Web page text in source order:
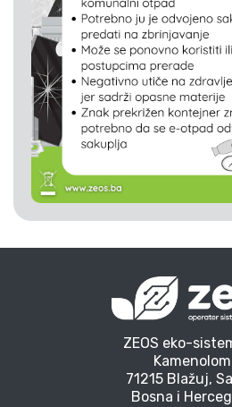
ZEOS eko-
Kamenolom
71215 Blažuj,
Bosna i